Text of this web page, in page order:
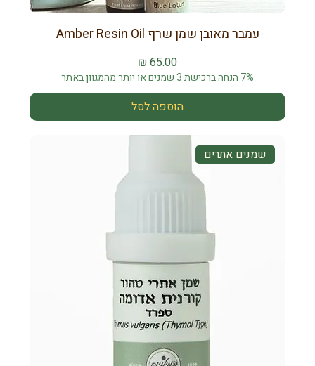
עמבר מאובן שמן שרף Amber Resin Oil
מחיר
7% הנחה ברכישת 3 שמנים או יותר מהמגוון באתר
הוספה לסל
שמנים אתרים